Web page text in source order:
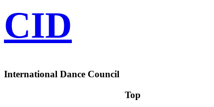
CID
International Dance Council
Top